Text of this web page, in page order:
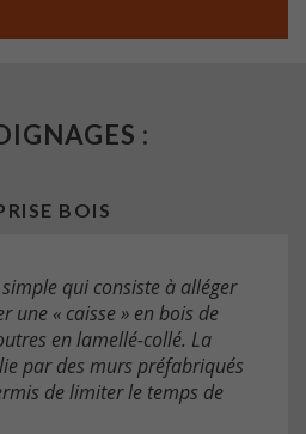
:
BOIS
simple qui consiste à alléger
une « caisse » en bois de
en lamellé-collé. La
par des murs préfabriqués
de limiter le temps de